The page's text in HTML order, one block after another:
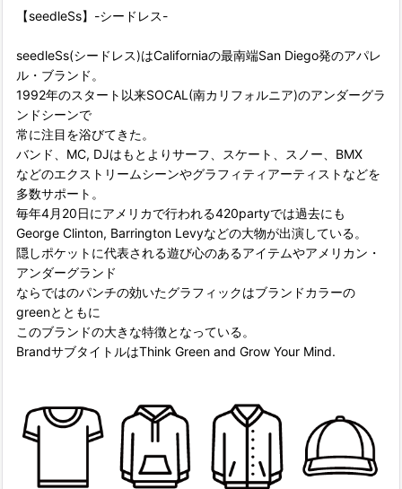
【seedleSs】-シードレス-
seedleSs(シードレス)はCaliforniaの最南端San Diego発のアパレ
ル・ブランド。
1992年のスタート以来SOCAL(南カリフォルニア)のアンダーグラ
ンドシーンで
常に注目を浴びてきた。
バンド、MC, DJはもとよりサーフ、スケート、スノー、BMX
などのエクストリームシーンやグラフィティアーティストなどを
多数サポート。
毎年4月20日にアメリカで行われる420partyでは過去にも
George Clinton, Barrington Levyなどの大物が出演している。
隠しポケットに代表される遊び心のあるアイテムやアメリカン・
アンダーグランド
ならではのパンチの効いたグラフィックはブランドカラーの
greenとともに
このブランドの大きな特徴となっている。
BrandサブタイトルはThink Green and Grow Your Mind.